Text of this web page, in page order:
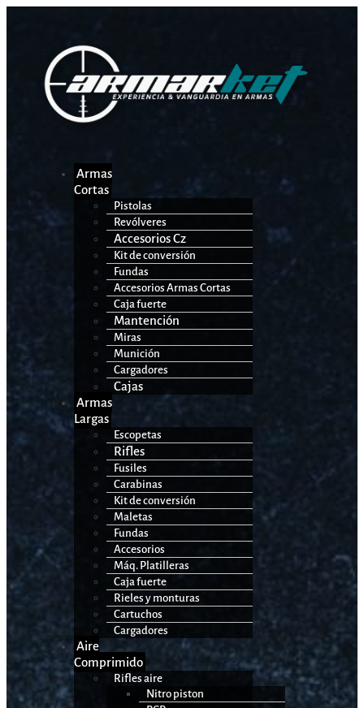
Armas
Cortas
Pistolas
Revólveres
Accesorios Cz
Kit de conversión
Fundas
Accesorios Armas Cortas
Caja fuerte
Mantención
Miras
Munición
Cargadores
Cajas
Armas
Largas
Escopetas
Rifles
Fusiles
Carabinas
Kit de conversión
Maletas
Fundas
Accesorios
Máq. Platilleras
Caja fuerte
Rieles y monturas
Cartuchos
Cargadores
Aire
Comprimido
Rifles aire
Nitro piston